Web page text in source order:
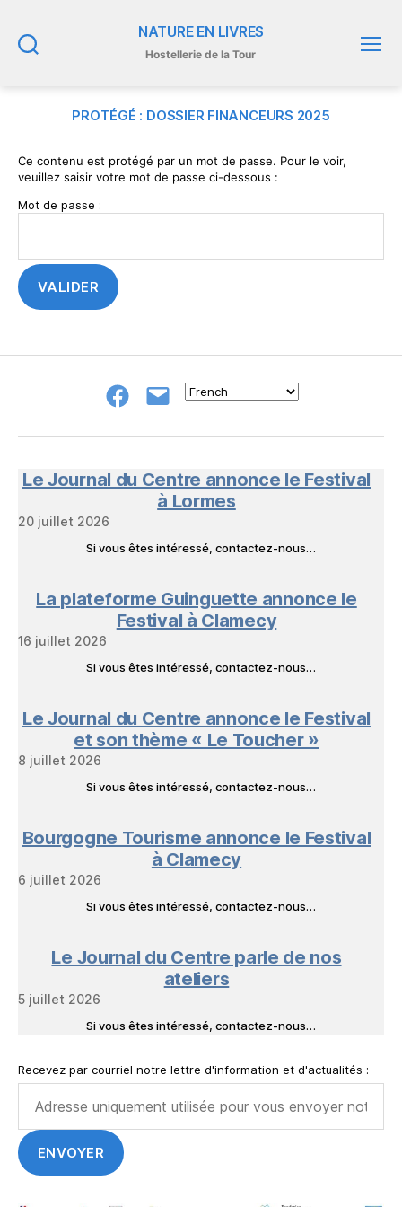
NATURE EN LIVRES
Hostellerie de la Tour
PROTÉGÉ : DOSSIER FINANCEURS 2025
Ce contenu est protégé par un mot de passe. Pour le voir,
veuillez saisir votre mot de passe ci-dessous :
Mot de passe :
Groupe
NeL
E-
à
Livres
Le Journal du Centre annonce le Festival
à Lormes
20 juillet 2026
Si vous êtes intéressé, contactez-nous…
La plateforme Guinguette annonce le
Festival à Clamecy
16 juillet 2026
Si vous êtes intéressé, contactez-nous…
Le Journal du Centre annonce le Festival
et son thème « Le Toucher »
8 juillet 2026
Si vous êtes intéressé, contactez-nous…
Bourgogne Tourisme annonce le Festival
à Clamecy
6 juillet 2026
Si vous êtes intéressé, contactez-nous…
Le Journal du Centre parle de nos
ateliers
5 juillet 2026
Si vous êtes intéressé, contactez-nous…
Recevez par courriel notre lettre d'information et d'actualités :